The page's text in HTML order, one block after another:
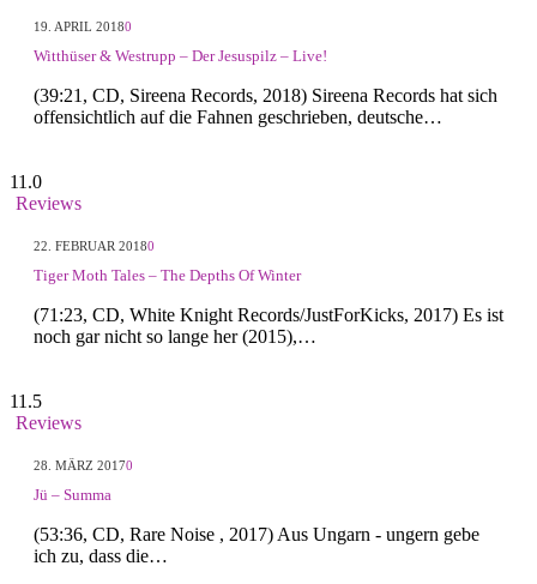
19. APRIL 20180
Witthüser & Westrupp – Der Jesuspilz – Live!
(39:21, CD, Sireena Records, 2018) Sireena Records hat sich
offensichtlich auf die Fahnen geschrieben, deutsche…
11.0
Reviews
22. FEBRUAR 20180
Tiger Moth Tales – The Depths Of Winter
(71:23, CD, White Knight Records/JustForKicks, 2017) Es ist
noch gar nicht so lange her (2015),…
11.5
Reviews
28. MÄRZ 20170
Jü – Summa
(53:36, CD, Rare Noise , 2017) Aus Ungarn - ungern gebe
ich zu, dass die…